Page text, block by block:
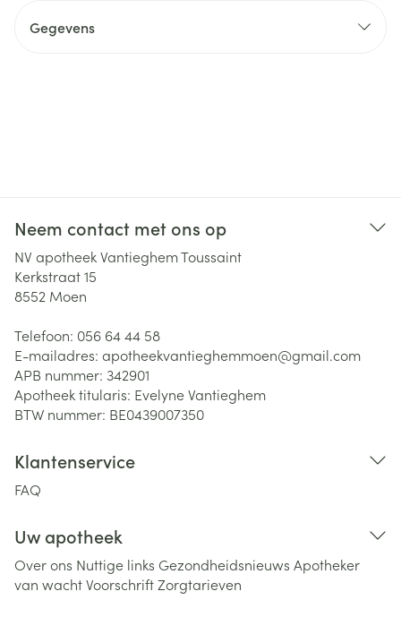
Gegevens
Neem contact met ons op
NV apotheek Vantieghem Toussaint
Kerkstraat 15
8552 Moen
Telefoon: 056 64 44 58
E-mailadres: apotheekvantieghemmoen@gmail.com
APB nummer: 342901
Apotheek titularis: Evelyne Vantieghem
BTW nummer: BE0439007350
Klantenservice
FAQ
Uw apotheek
Over ons Nuttige links Gezondheidsnieuws Apotheker
van wachtVoorschriftZorgtarieven